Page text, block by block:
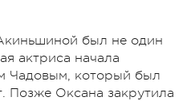
был не один
актриса начала
Чадовым, который был
Позже Оксана закрутила